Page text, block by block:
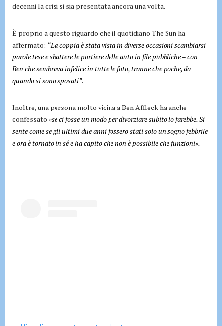
decenni la crisi si sia presentata ancora una volta.
È proprio a questo riguardo che il quotidiano The Sun ha
affermato: “La coppia è stata vista in diverse occasioni scambiarsi
parole tese e sbattere le portiere delle auto in file pubbliche – con
Ben che sembrava infelice in tutte le foto, tranne che poche, da
quando si sono sposati”.
Inoltre, una persona molto vicina a Ben Affleck ha anche
confessato «se ci fosse un modo per divorziare subito lo farebbe. Si
sente come se gli ultimi due anni fossero stati solo un sogno febbrile
e ora è tornato in sé e ha capito che non è possibile che funzioni».